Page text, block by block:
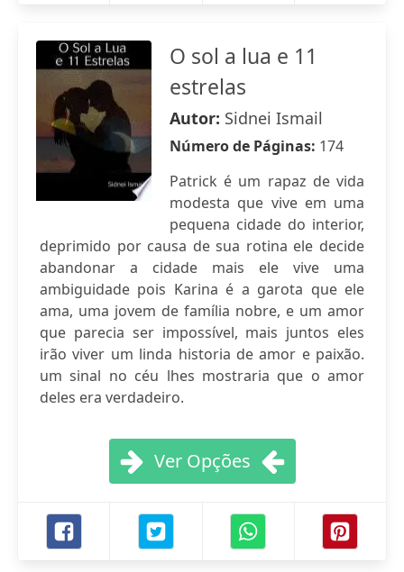
O sol a lua e 11
estrelas
Autor: Sidnei Ismail
Número de Páginas: 174
Patrick é um rapaz de vida
modesta que vive em uma
pequena cidade do interior,
deprimido por causa de sua rotina ele decide
abandonar a cidade mais ele vive uma
ambiguidade pois Karina é a garota que ele
ama, uma jovem de família nobre, e um amor
que parecia ser impossível, mais juntos eles
irão viver um linda historia de amor e paixão.
um sinal no céu lhes mostraria que o amor
deles era verdadeiro.
Ver Opções